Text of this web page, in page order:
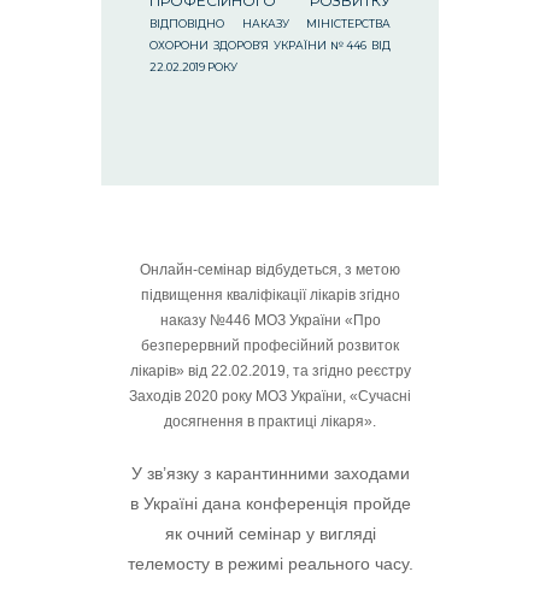
ВІДПОВІДНО НАКАЗУ МІНІСТЕРСТВА
ОХОРОНИ ЗДОРОВ’Я УКРАЇНИ №446 ВІД
22.02.2019 РОКУ
Онлайн-семінар відбудеться, з метою
підвищення кваліфікації лікарів згідно
наказу №446 МОЗ України «Про
безперервний професійний розвиток
лікарів» від 22.02.2019, та згідно реєстру
Заходів 2020 року МОЗ України, «Сучасні
досягнення в практиці лікаря».
У зв’язку з карантинними заходами
в Україні дана конференція пройде
як очний семінар у вигляді
телемосту в режимі реального часу.